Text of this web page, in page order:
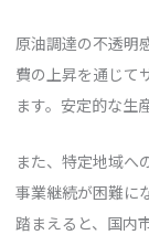
原油調達の不透明
費の上昇を通じて
ます。安定的な生
また、特定地域へ
事業継続が困難に
踏まえると、国内